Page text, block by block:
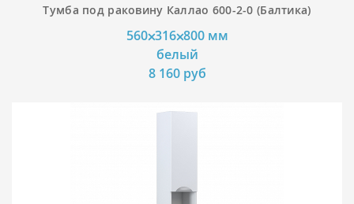
Тумба под раковину Каллао 600-2-0 (Балтика)
560⨉316⨉800 мм
белый
8 160 руб